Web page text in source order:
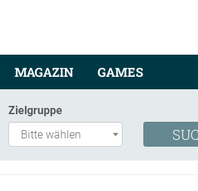
MAGAZIN GAMES
Zielgruppe